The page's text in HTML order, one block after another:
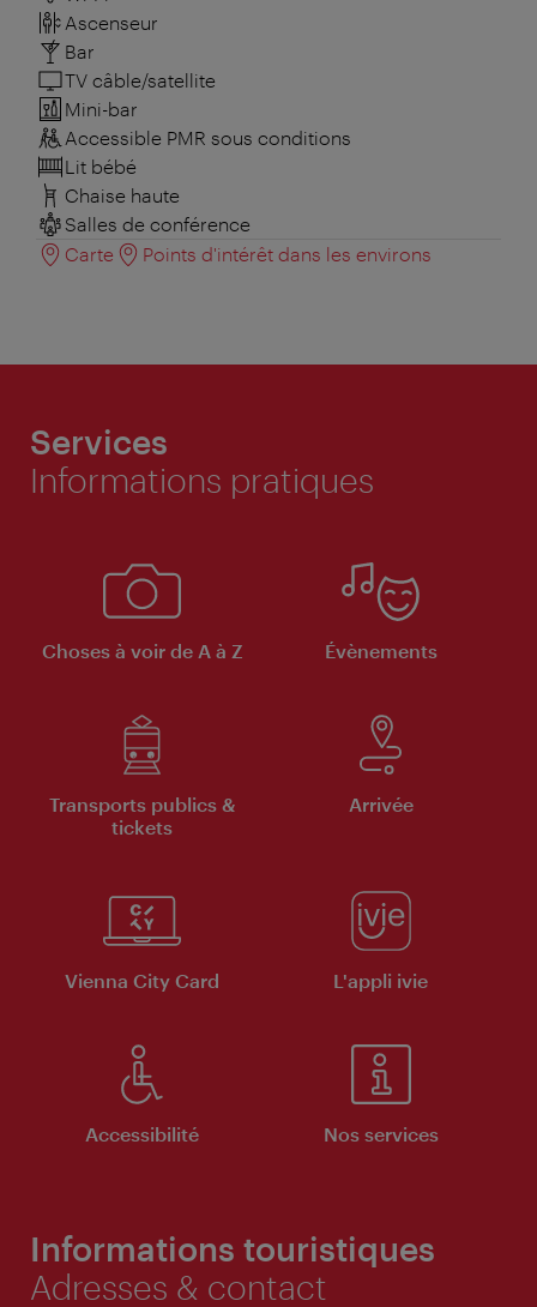
Ascenseur
Bar
TV câble/satellite
Mini-bar
Accessible PMR sous conditions
Lit bébé
Chaise haute
Salles de conférence
Carte
Points d'intérêt dans les environs
Services
Informations pratiques
Choses à voir de A à Z Évènements
Transports publics &
tickets
Arrivée
Vienna City Card L'appli ivie
Accessibilité Nos services
Informations touristiques
Adresses & contact